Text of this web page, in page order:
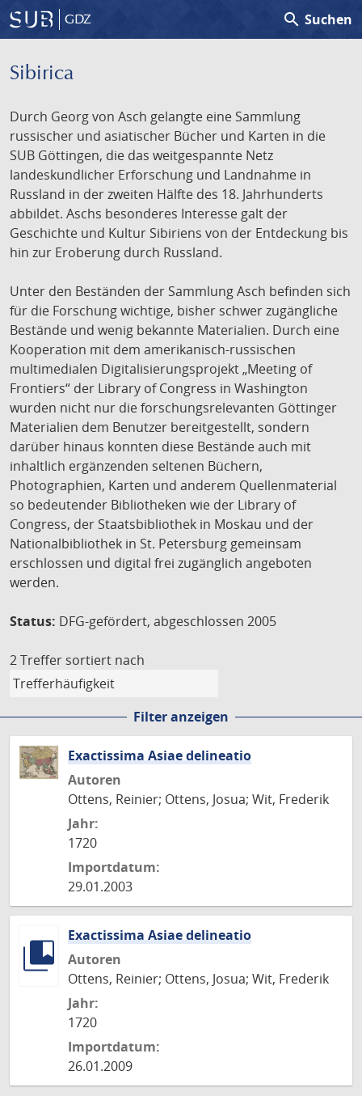
GDZ search Suchen
Sibirica
Durch Georg von Asch gelangte eine Sammlung
russischer und asiatischer Bücher und Karten in die
SUB Göttingen, die das weitgespannte Netz
landeskundlicher Erforschung und Landnahme in
Russland in der zweiten Hälfte des 18. Jahrhunderts
abbildet. Aschs besonderes Interesse galt der
Geschichte und Kultur Sibiriens von der Entdeckung bis
hin zur Eroberung durch Russland.
Unter den Beständen der Sammlung Asch befinden sich
für die Forschung wichtige, bisher schwer zugängliche
Bestände und wenig bekannte Materialien. Durch eine
Kooperation mit dem amerikanisch-russischen
multimedialen Digitalisierungsprojekt „Meeting of
Frontiers“ der Library of Congress in Washington
wurden nicht nur die forschungsrelevanten Göttinger
Materialien dem Benutzer bereitgestellt, sondern
darüber hinaus konnten diese Bestände auch mit
inhaltlich ergänzenden seltenen Büchern,
Photographien, Karten und anderem Quellenmaterial
so bedeutender Bibliotheken wie der Library of
Congress, der Staatsbibliothek in Moskau und der
Nationalbibliothek in St. Petersburg gemeinsam
erschlossen und digital frei zugänglich angeboten
werden.
Status: DFG-gefördert, abgeschlossen 2005
2 Treffer sortiert nach
Filter anzeigen
Exactissima Asiae delineatio
Autoren
Ottens, Reinier; Ottens, Josua; Wit, Frederik
Jahr:
1720
Importdatum:
29.01.2003
Exactissima Asiae delineatio
Autoren
Ottens, Reinier; Ottens, Josua; Wit, Frederik
Jahr:
1720
Importdatum:
26.01.2009